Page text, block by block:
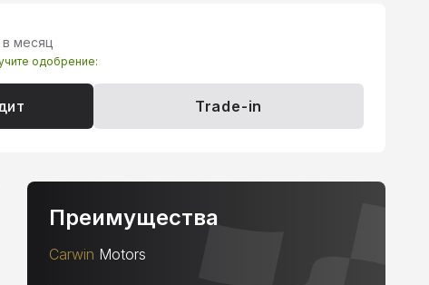
месяц
одобрение:
Trade-in
Преимущества
Carwin Motors